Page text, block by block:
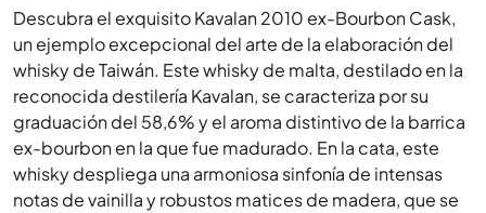
Descubra el exquisito Kavalan 2010 ex-Bourbon Cask,
un ejemplo excepcional del arte de la elaboración del
whisky de Taiwán. Este whisky de malta, destilado en la
reconocida destilería Kavalan, se caracteriza por su
graduación del 58,6% y el aroma distintivo de la barrica
ex-bourbon en la que fue madurado. En la cata, este
whisky despliega una armoniosa sinfonía de intensas
notas de vainilla y robustos matices de madera, que se